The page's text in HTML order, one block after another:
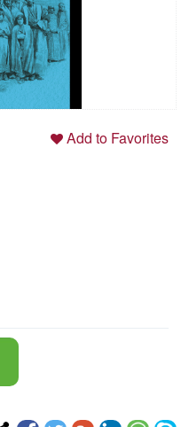
Add to Favorites